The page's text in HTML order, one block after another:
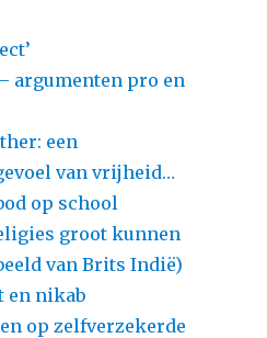
argumenten pro en
een
van vrijheid…
op school
groot kunnen
van Brits Indië)
en nikab
op zelfverzekerde